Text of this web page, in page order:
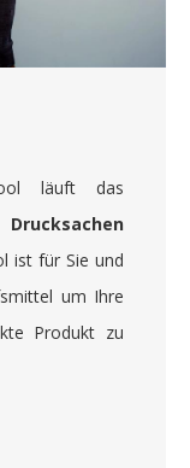
läuft das
ist für Sie und
um Ihre
Produkt zu